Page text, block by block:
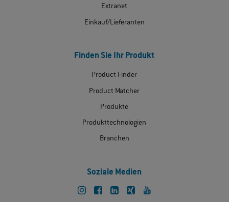
Extranet
Einkauf/Lieferanten
Finden Sie Ihr Produkt
Product Finder
Product Matcher
Produkte
Produkttechnologien
Branchen
Soziale Medien